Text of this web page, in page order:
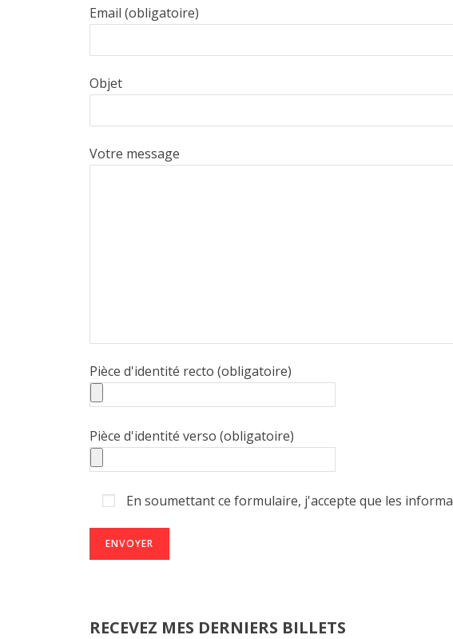
Email (obligatoire)
Objet
Votre message
Pièce d'identité recto (obligatoire)
Pièce d'identité verso (obligatoire)
En soumettant ce formulaire, j'accepte que les
RECEVEZ MES DERNIERS BILLETS